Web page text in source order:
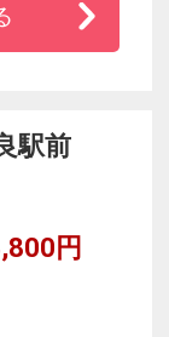
呂が旅の疲
駅前
円